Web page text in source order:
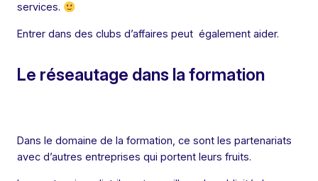
services.
Entrer dans des clubs d’affaires peut également aider.
Le réseautage dans la formation
Dans le domaine de la formation, ce sont les partenariats
avec d’autres entreprises qui portent leurs fruits.